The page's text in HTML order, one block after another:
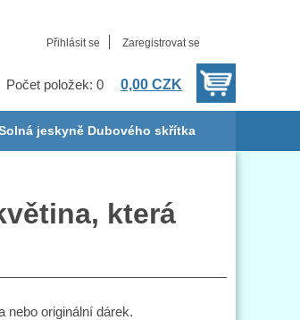
Přihlásit se Zaregistrovat se
Počet položek: 0 0,00 CZK
jeskyně Dubového skřítka
která
nebo originální dárek.